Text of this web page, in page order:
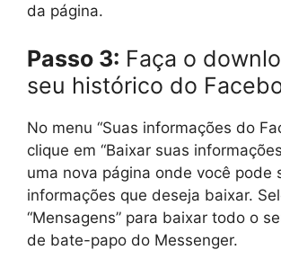
da página.
Passo 3: Faça o
seu histórico do
No menu “Suas informações do
clique em “Baixar suas
uma nova página onde você pode
informações que deseja baixar.
“Mensagens” para baixar todo o
de bate-papo do Messenger.